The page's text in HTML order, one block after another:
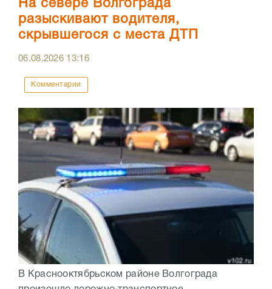
На севере Волгограда
разыскивают водителя,
скрывшегося с места ДТП
06.08.2026 13:16
Комментарии
В Краснооктябрьском районе Волгограда